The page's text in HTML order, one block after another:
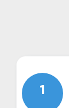
1